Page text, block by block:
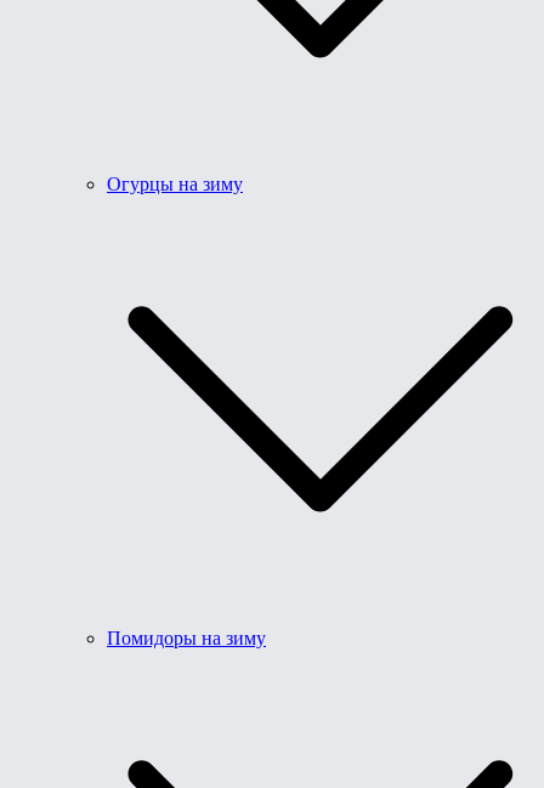
Огурцы на зиму
Помидоры на зиму